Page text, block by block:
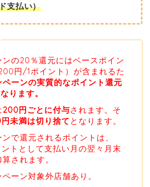
支払い）
ンの20％還元にはベースポイン
円/1ポイント）が含まれるた
ペーンの実質的なポイント還元
ります。
200円ごとに付与されます。そ
未満は切り捨て となります。
で還元されるポイントは、
トとして支払い月の翌々月末
されます。
ーン対象外店舗あり。